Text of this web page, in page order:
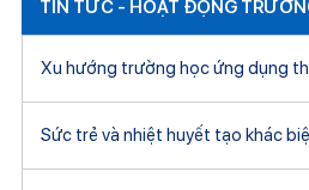
TIN TỨC - HOẠT ĐỘNG
Xu hướng trường học ứng dụng
Sức trẻ và nhiệt huyết tạo khác